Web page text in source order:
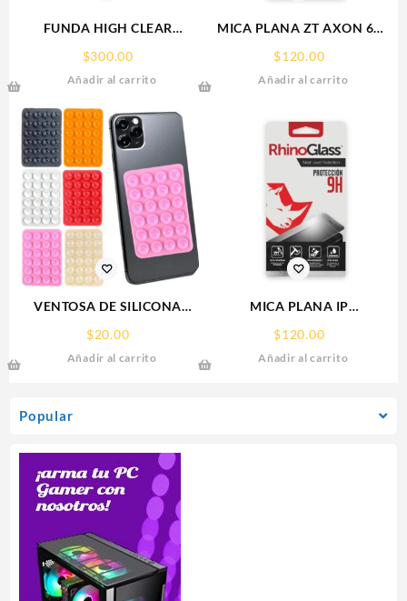
Popular
FUNDA HIGH CLEAR
$300.00
Añadir al carrito
MICA PLANA ZT AXON 60
$120.00
Añadir al carrito
VENTOSA DE SILICONA
SOPORTE PARA CELULAR
$20.00
Añadir al carrito
MICA PLANA IP
16PRO/17/17PRO IPHONE
9H RHINOGLASS
$120.00
Añadir al carrito